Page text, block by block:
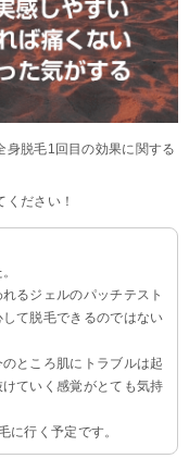
身脱毛1回目の効果に関する
ださい！
るジェルのパッチテスト
て脱毛できるのではない
ところ肌にトラブルは起
ていく感覚がとても気持
に行く予定です。